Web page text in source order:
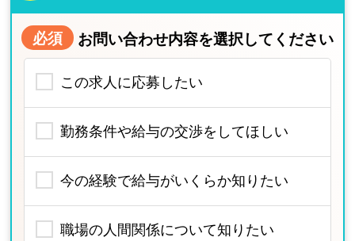
必須 お問い合わせ内容を選択してください
この求人に応募したい
勤務条件や給与の交渉をしてほしい
今の経験で給与がいくらか知りたい
職場の人間関係について知りたい